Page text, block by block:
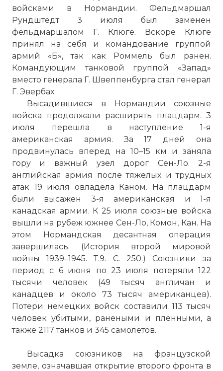
войсками в Нормандии. Фельдмаршал
Рундштедт 3 июля был заменен
фельдмаршалом Г. Клюге. Вскоре Клюге
принял на себя и командование группой
армий «Б», так как Роммель был ранен.
Командующим танковой группой «Запад»
вместо генерала Г. Швеппенбурга стал генерал
Г. Эвербах.
Высадившиеся в Нормандии союзные
войска продолжали расширять плацдарм. 3
июля перешла в наступление 1-я
американская армия. За 17 дней она
продвинулась вперед на 10–15 км и заняла
гору и важный узел дорог Сен-Ло. 2-я
английская армия после тяжелых и трудных
атак 19 июля овладела Каном. На плацдарм
были высажен 3-я американская и 1-я
канадская армии. К 25 июля союзные войска
вышли на рубеж южнее Сен-Ло, Комон, Кан. На
этом Нормандская десантная операция
завершилась. (История второй мировой
войны 1939–1945. Т.9. С. 250.) Союзники за
период с 6 июня по 23 июля потеряли 122
тысячи человек (49 тысяч англичан и
канадцев и около 73 тысяч американцев).
Потери немецких войск составили 113 тысяч
человек убитыми, ранеными и пленными, а
также 2117 танков и 345 самолетов.
Высадка союзников на французской
земле, означавшая открытие второго фронта в